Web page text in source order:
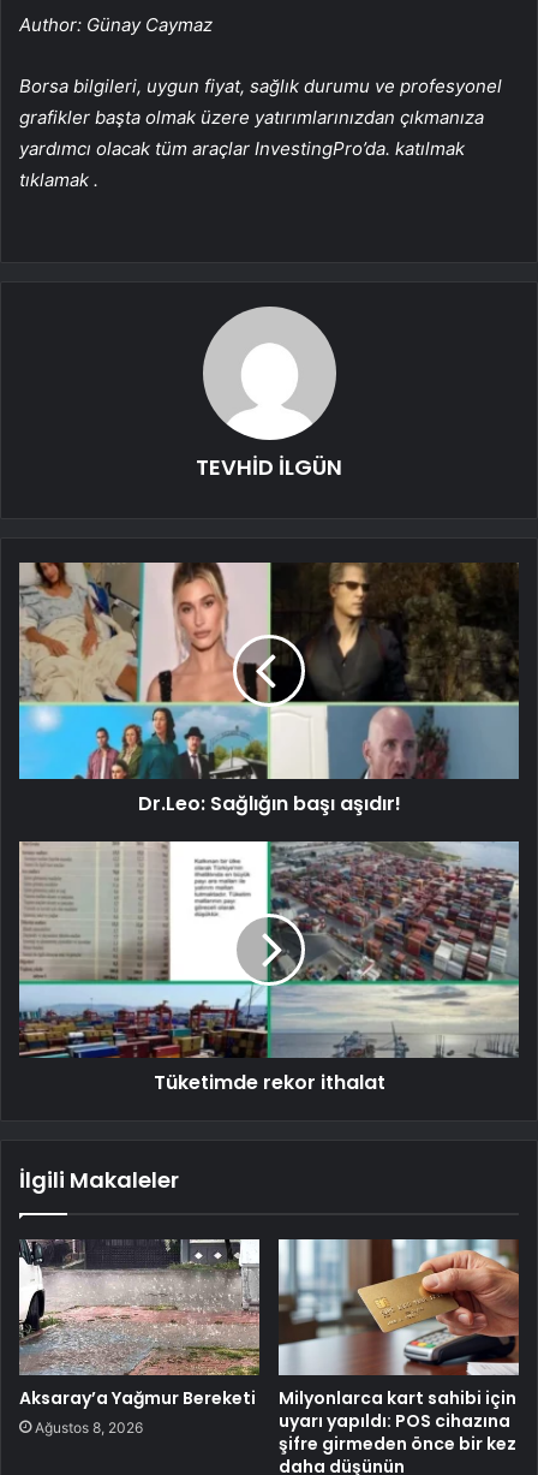
Author: Günay Caymaz
Borsa bilgileri, uygun fiyat, sağlık durumu ve profesyonel
grafikler başta olmak üzere yatırımlarınızdan çıkmanıza
yardımcı olacak tüm araçlar InvestingPro’da. katılmak
tıklamak .
TEVHİD İLGÜN
Dr.Leo: Sağlığın başı aşıdır!
Tüketimde rekor ithalat
İlgili Makaleler
Aksaray’a Yağmur Bereketi
Ağustos 8, 2026
Milyonlarca kart sahibi için
uyarı yapıldı: POS cihazına
şifre girmeden önce bir kez
daha düşünün